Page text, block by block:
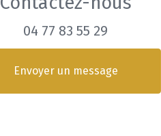
04 77 83 55 29
Envoyer un message